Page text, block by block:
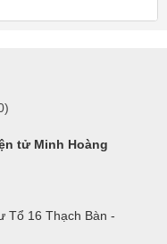
tử Minh Hoàng
Tổ 16 Thạch Bàn -